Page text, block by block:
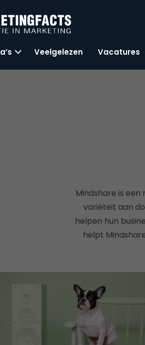
Veelgelezen Vacatures
Mindshare is
variëteit aan
helpen hun
helpt